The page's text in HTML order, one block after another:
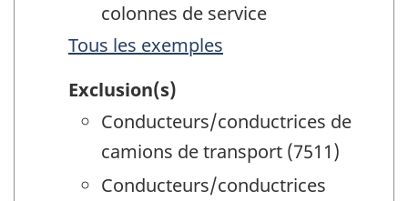
colonnes de service
Tous les exemples
Exclusion(s)
Conducteurs/conductrices de
camions de transport (7511)
Conducteurs/conductrices